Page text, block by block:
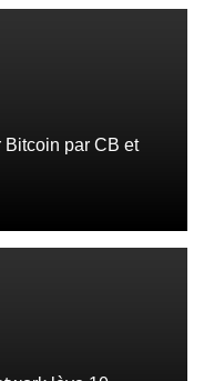
Bitcoin par CB et